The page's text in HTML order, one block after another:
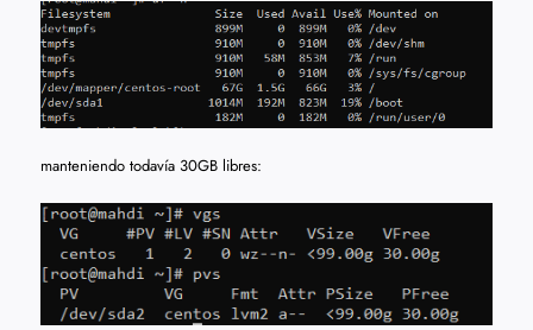
manteniendo todavía 30GB libres: